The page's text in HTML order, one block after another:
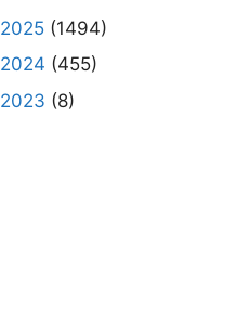
2025(1494)
2024 (455)
2023 (8)